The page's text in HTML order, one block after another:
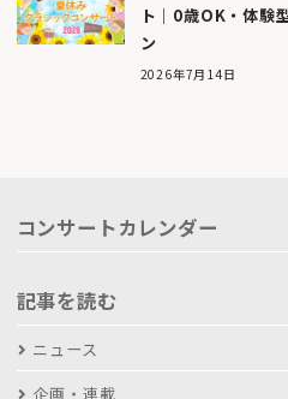
ト｜0歳OK・体験
ン
2026年7月14日
コンサートカレンダー
記事を読む
ニュース
企画・連載